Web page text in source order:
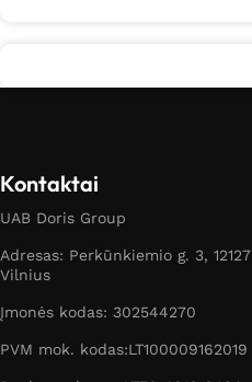
Kontaktai
UAB Doris Group
Adresas: Perkūnkiemio g. 3, 12127
Vilnius
Įmonės kodas: 302544270
PVM mok. kodas:LT100009162019